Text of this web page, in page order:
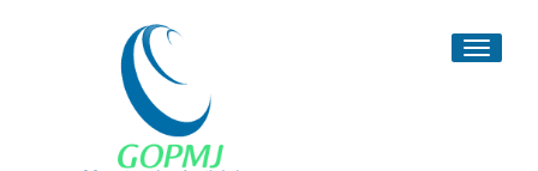
Toggle